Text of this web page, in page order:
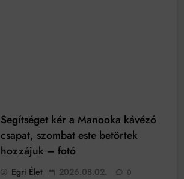
Segítséget kér a Manooka kávézó
csapat, szombat este betörtek
hozzájuk – fotó
Egri Élet 2026.08.02. 0